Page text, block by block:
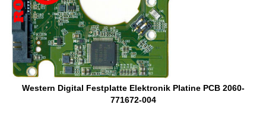
Western Digital Festplatte Elektronik Platine PCB 2060-
771672-004